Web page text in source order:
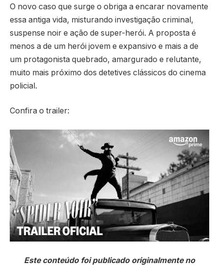
O novo caso que surge o obriga a encarar novamente
essa antiga vida, misturando investigação criminal,
suspense noir e ação de super-herói. A proposta é
menos a de um herói jovem e expansivo e mais a de
um protagonista quebrado, amargurado e relutante,
muito mais próximo dos detetives clássicos do cinema
policial.
Confira o trailer:
Este conteúdo foi publicado originalmente no